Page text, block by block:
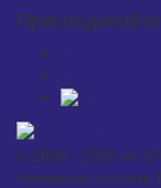
© 2009 - 2026 vk
Натяжные потолки